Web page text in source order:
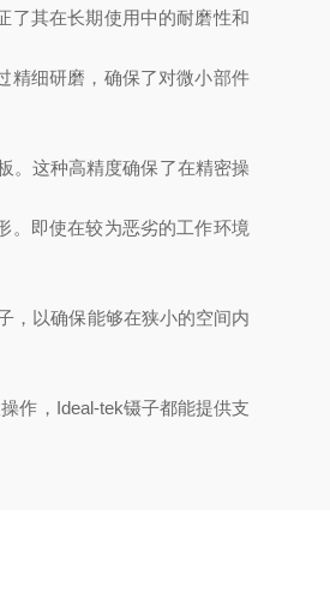
其在长期使用中的耐磨性和
细研磨，确保了对微小部件
。这种高精度确保了在精密操
即使在较为恶劣的工作环境
，以确保能够在狭小的空间内
作，Ideal-tek镊子都能提供支